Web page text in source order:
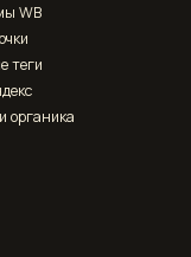
WB
теги
органика